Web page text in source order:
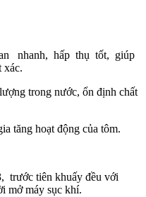
nhanh, hấp thụ tốt, giúp
xác.
trong nước, ổn định chất
tăng hoạt động của tôm.
trước tiên khuấy đều với
mở máy sục khí.